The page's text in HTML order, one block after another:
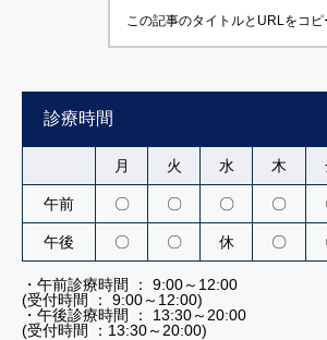
この記事のタイトルとURLをコピ
診療時間
月 火 水 木
午前 〇 〇 〇 〇
午後 〇 〇 休 〇
・午前診療時間 ： 9:00～12:00
(受付時間 ： 9:00～12:00)
・午後診療時間 ： 13:30～20:00
(受付時間 ：13:30～20:00)